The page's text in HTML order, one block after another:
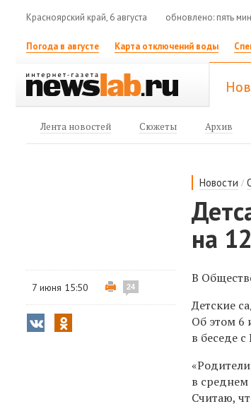
Красноярский край, 6 августа обновлено: пять
Погода в августе Карта отключений воды
Лента новостей Сюжеты Архив
Новости /
на
7 июня 15:50 24
В
Детские
Об этом 6
в беседе с
в
Считаю,